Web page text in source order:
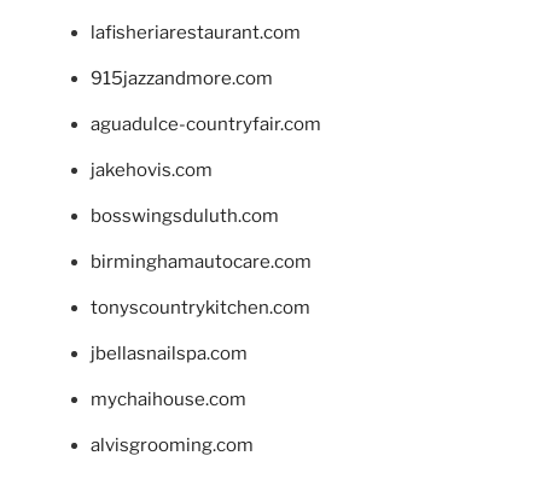
lafisheriarestaurant.com
915jazzandmore.com
aguadulce-countryfair.com
jakehovis.com
bosswingsduluth.com
birminghamautocare.com
tonyscountrykitchen.com
jbellasnailspa.com
mychaihouse.com
alvisgrooming.com